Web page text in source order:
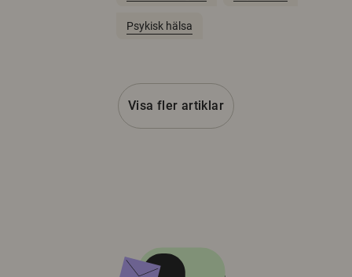
Psykisk hälsa
Visa fler artiklar